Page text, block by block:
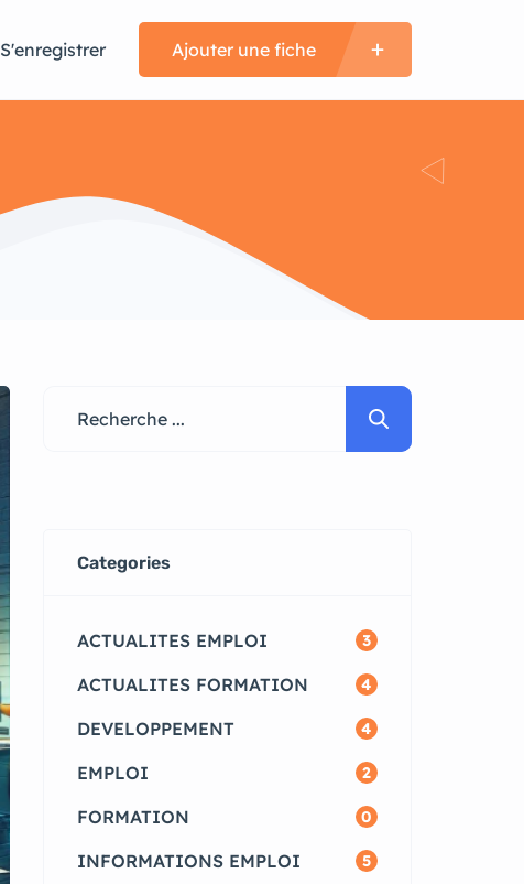
S'enregistrer Ajouter une fiche
Categories
ACTUALITES EMPLOI 3
ACTUALITES FORMATION 4
DEVELOPPEMENT 4
EMPLOI 2
FORMATION 0
INFORMATIONS EMPLOI 5